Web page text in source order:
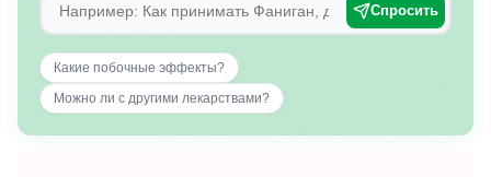
Сердечные
Сосудистые
Тромбозы
Урология
Спросить
Какие побочные эффекты?
Можно ли с другими лекарствами?